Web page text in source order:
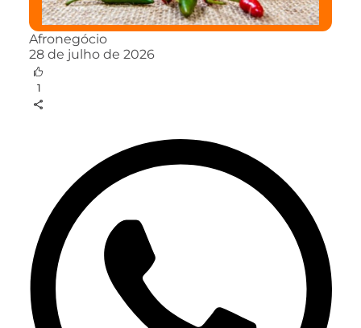
Afronegócio
28 de julho de 2026
1